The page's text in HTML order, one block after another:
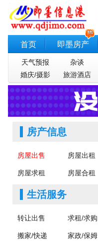
首页 即墨房产
天气预报 杂谈
婚庆/摄影
旅游酒店
房产信息
房屋出售 房屋出租
房屋求租 房屋合租
生活服务
转让出售 求租/求购
搬家/快递 家政/保姆